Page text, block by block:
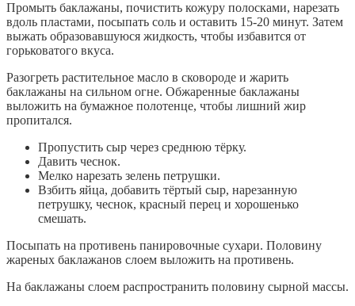
Промыть баклажаны, почистить кожуру полосками, нарезать
вдоль пластами, посыпать соль и оставить 15-20 минут. Затем
выжать образовавшуюся жидкость, чтобы избавится от
горьковатого вкуса.
Разогреть растительное масло в сковороде и жарить
баклажаны на сильном огне. Обжаренные баклажаны
выложить на бумажное полотенце, чтобы лишний жир
пропитался.
Пропустить сыр через среднюю тёрку.
Давить чеснок.
Мелко нарезать зелень петрушки.
Взбить яйца, добавить тёртый сыр, нарезанную
петрушку, чеснок, красный перец и хорошенько
смешать.
Посыпать на противень панировочные сухари. Половину
жареных баклажанов слоем выложить на противень.
На баклажаны слоем распространить половину сырной массы.